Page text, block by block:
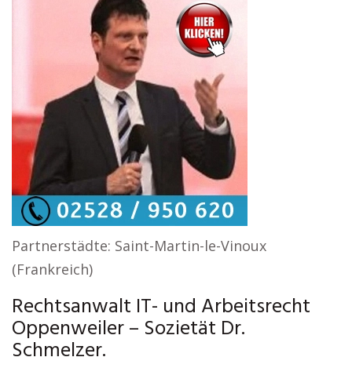
Partnerstädte: Saint-Martin-le-Vinoux
(Frankreich)
Rechtsanwalt IT- und Arbeitsrecht
Oppenweiler – Sozietät Dr.
Schmelzer.